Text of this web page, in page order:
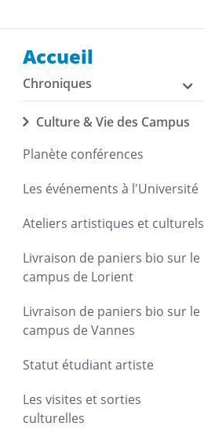
Accueil
Chroniques
Culture & Vie des Campus
Planète conférences
Les événements à l'Université
Ateliers artistiques et culturels
Livraison de paniers bio sur le
campus de Lorient
Livraison de paniers bio sur le
campus de Vannes
Statut étudiant artiste
Les visites et sorties
culturelles